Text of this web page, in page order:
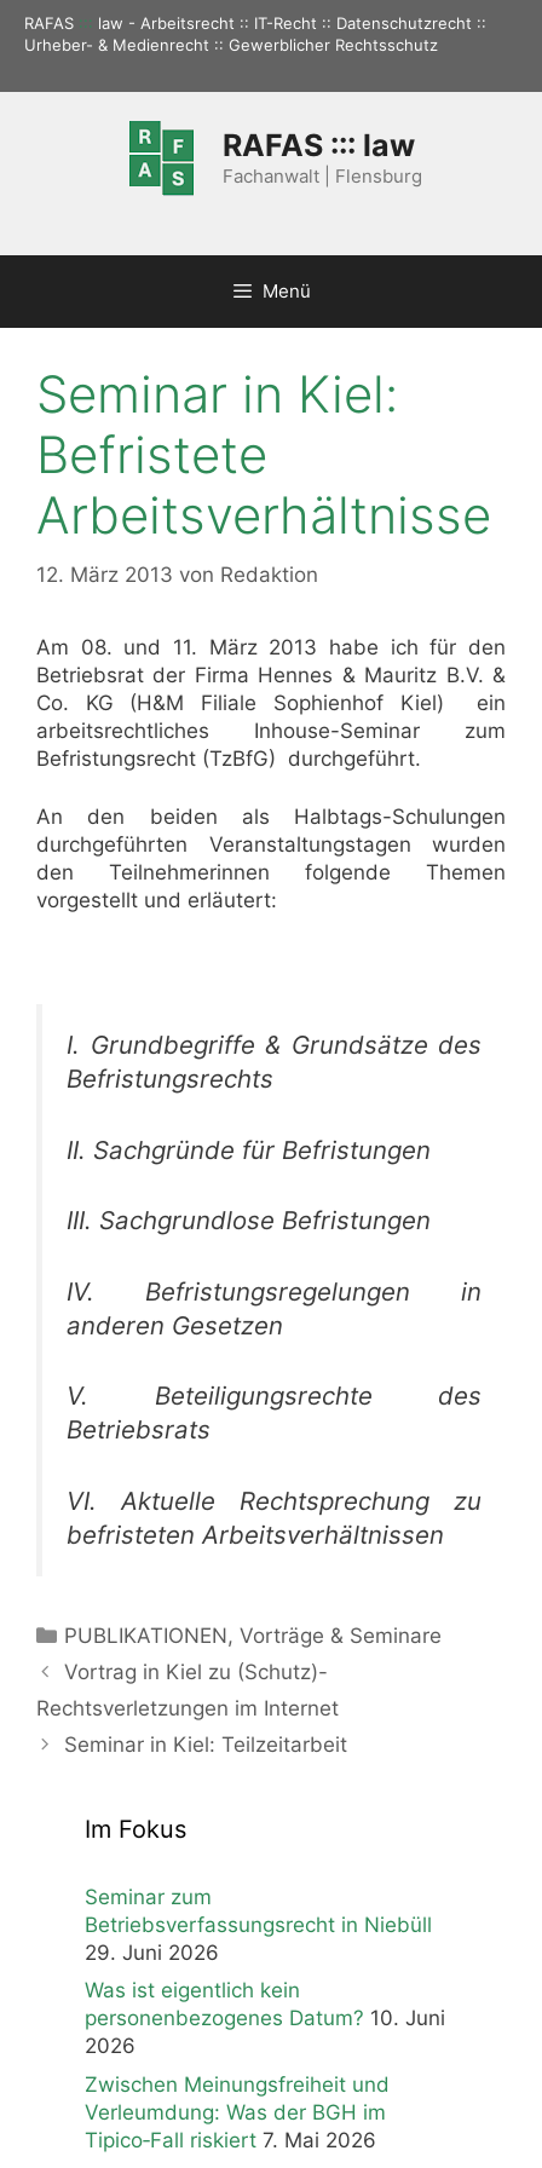
Zum
Inhalt
RAFAS ::: law - Arbeitsrecht :: IT-Recht :: Datenschutzrecht ::
Urheber- & Medienrecht :: Gewerblicher Rechtsschutz
RAFAS ::: law
Fachanwalt | Flensburg
Menü
Seminar in Kiel:
Befristete
Arbeitsverhältnisse
12. März 2013 von Redaktion
Am 08. und 11. März 2013 habe ich für den
Betriebsrat der Firma Hennes & Mauritz B.V. &
Co. KG (H&M Filiale Sophienhof Kiel) ein
arbeitsrechtliches Inhouse-Seminar zum
Befristungsrecht (TzBfG) durchgeführt.
An den beiden als Halbtags-Schulungen
durchgeführten Veranstaltungstagen wurden
den Teilnehmerinnen folgende Themen
vorgestellt und erläutert:
I. Grundbegriffe & Grundsätze des
Befristungsrechts
II. Sachgründe für Befristungen
III. Sachgrundlose Befristungen
IV. Befristungsregelungen in
anderen Gesetzen
V. Beteiligungsrechte des
Betriebsrats
VI. Aktuelle Rechtsprechung zu
befristeten Arbeitsverhältnissen
Kategorien
PUBLIKATIONEN,Vorträge & Seminare
Vortrag in Kiel zu (Schutz)-
Rechtsverletzungen im Internet
Seminar in Kiel: Teilzeitarbeit
Im Fokus
Seminar zum
Betriebsverfassungsrecht in Niebüll
29. Juni 2026
Was ist eigentlich kein
personenbezogenes Datum? 10. Juni
2026
Zwischen Meinungsfreiheit und
Verleumdung: Was der BGH im
Tipico‑Fall riskiert 7. Mai 2026